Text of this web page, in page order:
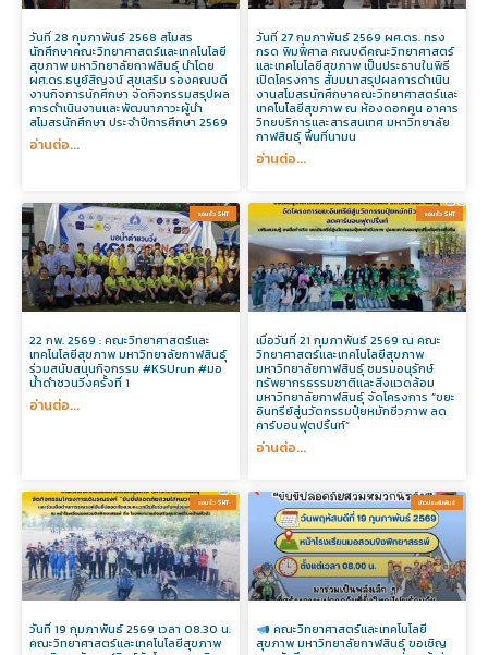
วันที่ 28 กุมภาพันธ์ 2568 สโมสร
นักศึกษาคณะวิทยาศาสตร์และเทคโนโลยี
สุขภาพ มหาวิทยาลัยกาฬสินธุ์ นำโดย
ผศ.ดร.ธนูย์สิญจน์ สุขเสริม รองคณบดี
งานกิจการนักศึกษา จัดกิจกรรมสรุปผล
การดำเนินงานและพัฒนาภาวะผู้นำ
สโมสรนักศึกษา ประจำปีการศึกษา 2569
อ่านต่อ...
วันที่ 27 กุมภาพันธ์ 2569 ผศ.ดร. ทรง
กรด พิมพิศาล คณบดีคณะวิทยาศาสตร์
และเทคโนโลยีสุขภาพ เป็นประธานในพิธี
เปิดโครงการ สัมมนาสรุปผลการดำเนิน
งานสโมสรนักศึกษาคณะวิทยาศาสตร์และ
เทคโนโลยีสุขภาพ ณ ห้องดอกคูน อาคาร
วิทยบริการและสารสนเทศ มหาวิทยาลัย
กาฬสินธุ์ พื้นที่นามน
อ่านต่อ...
รอบรั้ว SHT​
22 กพ. 2569 : คณะวิทยาศาสตร์และ
เทคโนโลยีสุขภาพ มหาวิทยาลัยกาฬสินธุ์
ร่วมสนับสนุนกิจกรรม #KSUrun #มอ
น้ำดำชวนวิ่งครั้งที่ 1
อ่านต่อ...
รอบรั้ว SHT​
เมื่อวันที่ 21 กุมภาพันธ์ 2569 ณ คณะ
วิทยาศาสตร์และเทคโนโลยีสุขภาพ
มหาวิทยาลัยกาฬสินธุ์ ชมรมอนุรักษ์
ทรัพยากรธรรมชาติและสิ่งแวดล้อม
มหาวิทยาลัยกาฬสินธุ์ จัดโครงการ “ขยะ
อินทรีย์สู่นวัตกรรมปุ๋ยหมักชีวภาพ ลด
คาร์บอนฟุตปริ้นท์”
อ่านต่อ...
รอบรั้ว SHT​
วันที่ 19 กุมภาพันธ์ 2569 เวลา 08.30 น.
คณะวิทยาศาสตร์และเทคโนโลยีสุขภาพ
ข่าวประสัมพันธ์​
คณะวิทยาศาสตร์และเทคโนโลยี
สุขภาพ มหาวิทยาลัยกาฬสินธุ์ ขอเชิญ